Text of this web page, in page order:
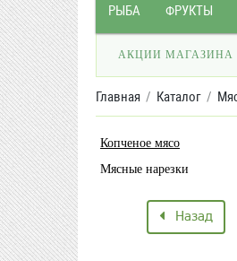
РЫБА ФРУКТЫ
АКЦИИ МАГАЗИНА
Главная Каталог
Копченое мясо
Мясные нарезки
Назад